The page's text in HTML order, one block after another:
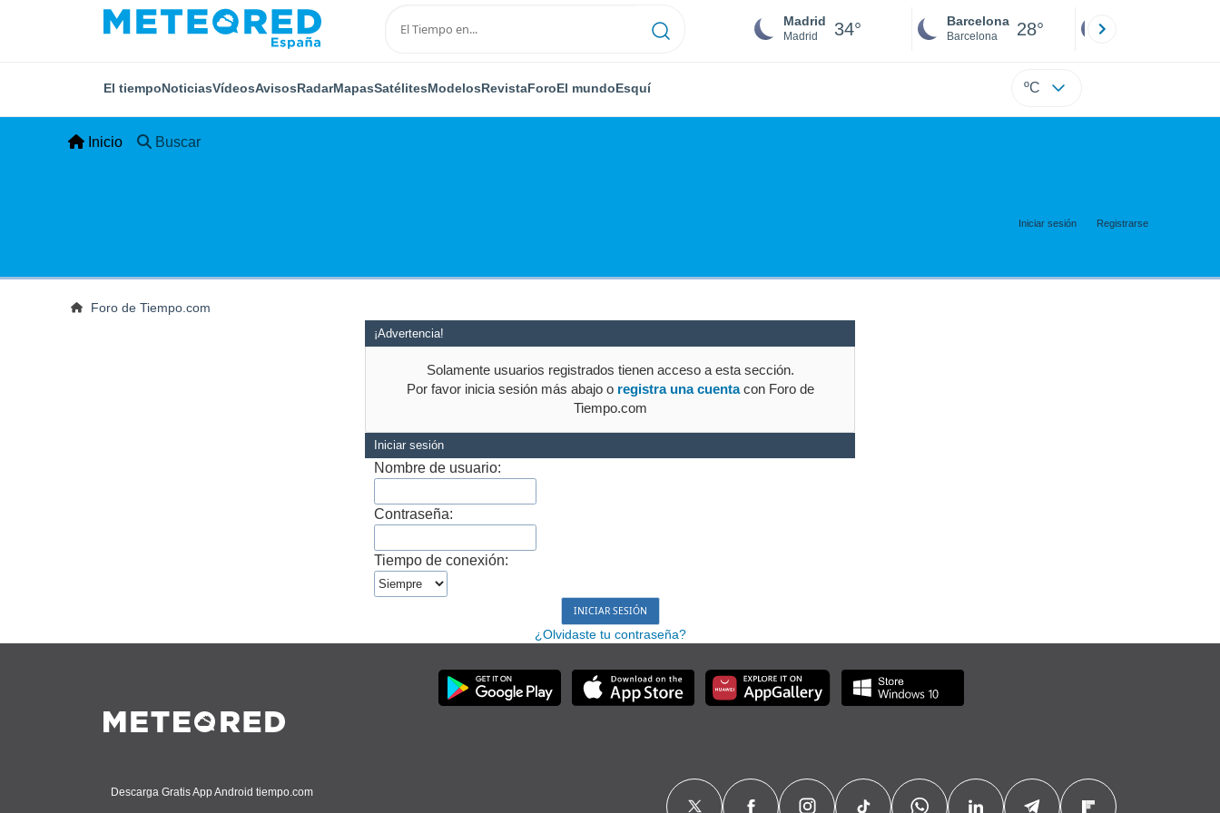
Madrid
Madrid 34° Barcelona
Barcelona 28°
El tiempoNoticiasVídeosAvisosRadarMapasSatélitesModelosRevistaForoEl mundoEsquí ºC
Inicio Buscar
Iniciar sesión Registrarse
Foro de Tiempo.com
¡Advertencia!
Solamente usuarios registrados tienen acceso a esta sección.
Por favor inicia sesión más abajo o registra una cuentacon Foro de
Tiempo.com
Iniciar sesión
Nombre de usuario:
Contraseña:
Tiempo de conexión:
¿Olvidaste tu contraseña?
Descarga Gratis App Android tiempo.com